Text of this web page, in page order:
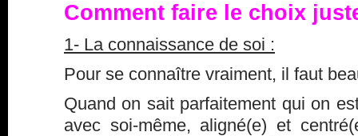
Comment faire le choix
1- La connaissance de soi :
Pour se connaître vraiment, il faut
Quand on sait parfaitement qui on
avec soi-même, aligné(e) et